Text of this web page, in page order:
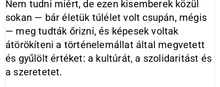
Nem tudni miért, de ezen kisemberek közül
sokan — bár életük túlélet volt csupán, mégis
— meg tudták őrizni, és képesek voltak
átörökíteni a történelemállat által megvetett
és gyűlölt értéket: a kultúrát, a szolidaritást és
a szeretetet.